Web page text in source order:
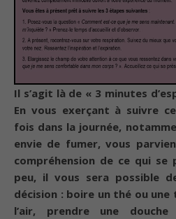
Il s’agit là de « 3 minutes
En vous exerçant à suivre
fois dans la journée,
envie de fumer, vous
compréhension de ce qui se
peu, il vous sera possible
décision : boire un thé ou
l’air, prendre une